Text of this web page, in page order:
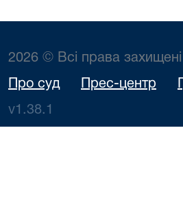
2026 © Всі права захищені
Про суд Прес-центр
v1.38.1